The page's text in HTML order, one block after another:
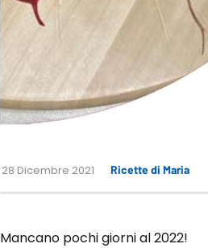
28 Dicembre 2021 Ricette di Maria
Mancano pochi giorni al 2022!